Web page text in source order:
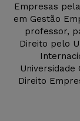
Empresas
em Gestão
professor,
Direito pelo
Universidade
Direito